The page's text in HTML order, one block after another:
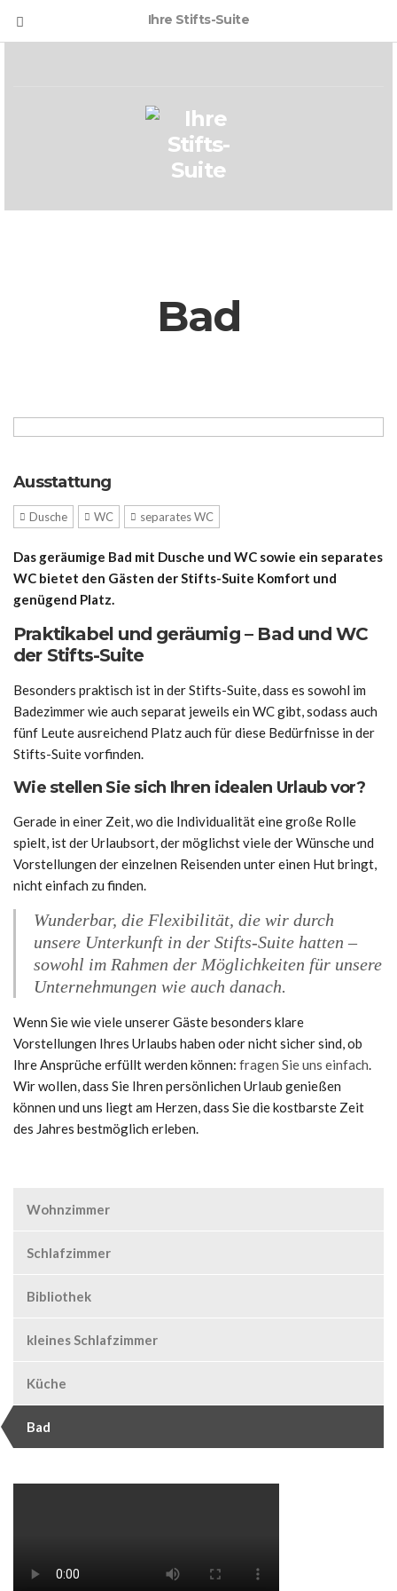
Ihre Stifts-Suite
Bad
Ausstattung
Dusche WC separates WC
Das geräumige Bad mit Dusche und WC sowie ein separates
WC bietet den Gästen der Stifts-Suite Komfort und
genügend Platz.
Praktikabel und geräumig – Bad und WC
der Stifts-Suite
Besonders praktisch ist in der Stifts-Suite, dass es sowohl im
Badezimmer wie auch separat jeweils ein WC gibt, sodass auch
fünf Leute ausreichend Platz auch für diese Bedürfnisse in der
Stifts-Suite vorfinden.
Wie stellen Sie sich Ihren idealen Urlaub vor?
Gerade in einer Zeit, wo die Individualität eine große Rolle
spielt, ist der Urlaubsort, der möglichst viele der Wünsche und
Vorstellungen der einzelnen Reisenden unter einen Hut bringt,
nicht einfach zu finden.
Wunderbar, die Flexibilität, die wir durch
unsere Unterkunft in der Stifts-Suite hatten –
sowohl im Rahmen der Möglichkeiten für unsere
Unternehmungen wie auch danach.
Wenn Sie wie viele unserer Gäste besonders klare
Vorstellungen Ihres Urlaubs haben oder nicht sicher sind, ob
Ihre Ansprüche erfüllt werden können: fragen Sie uns einfach.
Wir wollen, dass Sie Ihren persönlichen Urlaub genießen
können und uns liegt am Herzen, dass Sie die kostbarste Zeit
des Jahres bestmöglich erleben.
Wohnzimmer
Schlafzimmer
Bibliothek
kleines Schlafzimmer
Küche
Bad